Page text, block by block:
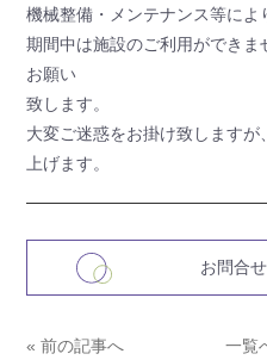
機械整備・メンテナンス等によ
期間中は施設のご利用ができま
お願い
致します。
大変ご迷惑をお掛け致します
上げます。
お問合
« 前の記事へ 一覧